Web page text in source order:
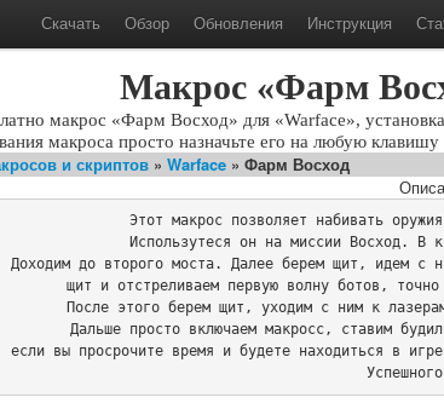
Скачать Обзор Обновления Инструкция
Макрос «Фарм
макрос «Фарм Восход» для «Warface»,
макроса просто назначьте его на любую
и скриптов » Warface » Фарм Восход
Этот макрос позволяет набивать
Использутеся он на миссии Восход. В
Доходим до второго моста. Далее берем щит, идем с
щит и отстреливаем первую волну ботов,
После этого берем щит, уходим с ним к
Дальше просто включаем макросс, ставим
если вы просрочите время и будете находиться в